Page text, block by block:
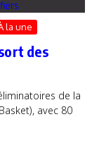
la une
des
de la
avec 80